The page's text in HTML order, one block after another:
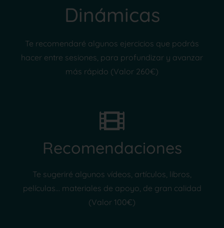
Dinámicas
Te recomendaré algunos ejercicios que podrás
hacer entre sesiones, para profundizar y avanzar
más rápido (Valor 260€)
Recomendaciones
Te sugeriré algunos vídeos, artículos, libros,
películas... materiales de apoyo, de gran calidad
(Valor 100€)